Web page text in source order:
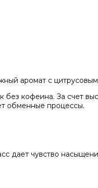
аромат с
кофеина. За счет
обменные процессы.
дает чувство